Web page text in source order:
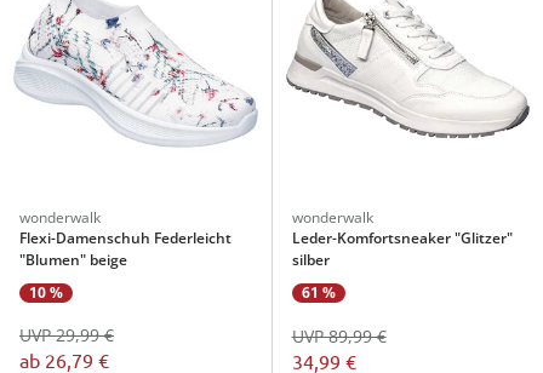
wonderwalk
Flexi-Damenschuh Federleicht
"Blumen" beige
10 %
ab 26,79 €
UVP 29,99 €
wonderwalk
Leder-Komfortsneaker "Glitzer"
silber
61 %
34,99 €
UVP 89,99 €